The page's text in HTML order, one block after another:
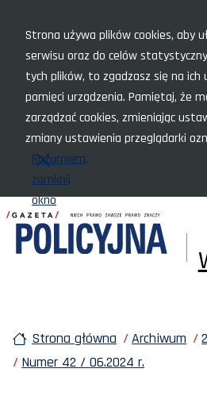
Strona używa plików cookies, aby
serwisu oraz do celów
tych plików, to zgadzasz się na ich
pamięci urządzenia. Pamiętaj, że
zarządzać cookies, zmieniając
zmiany ustawienia przeglądarki
Rozumiem,
zamknij
okno
Strona główna Archiwum
Numer 42 / 06.2024 r.